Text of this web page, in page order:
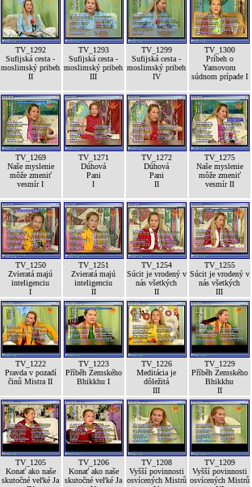
TV_1292
Sufijská cesta -
moslimský pribeh
II
TV_1293
Sufijská cesta -
moslimský pribeh
III
TV_1299
Sufijská cesta -
moslimský pribeh
IV
TV_1300
Príbeh o
Yamovom
súdnom prípade I
TV_1269
Naše myslenie
môže zmeniť
vesmír I
TV_1271
Dúhová
Pani
I
TV_1272
Dúhová
Pani
II
TV_1275
Naše myslenie
môže zmeniť
vesmír II
TV_1250
Zvieratá majú
inteligenciu
I
TV_1251
Zvieratá majú
inteligenciu
II
TV_1254
Súcit je vrodený v
nás všetkých
II
TV_1255
Súcit je vrodený v
nás všetkých
III
TV_1222
Pravda v pozadí
činů Mistra II
TV_1223
Příběh Zemského
Bhikkhu I
TV_1226
Meditácia je
dôležitá
III
TV_1229
Příběh Zemského
Bhikkhu
II
TV_1205
Konať ako naše
skutočné veľké Ja
TV_1206
Konať ako naše
skutočné veľké Ja
TV_1208
Vyšší povinnosti
osvícených Mistrů
TV_1209
Vyšší povinnosti
osvícených Mistrů